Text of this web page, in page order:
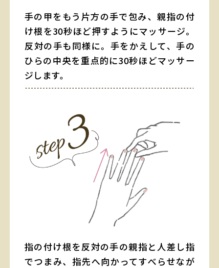
手の甲をもう片方の手で包み、親指の付
け根を30秒ほど押すようにマッサージ。
反対の手も同様に。手をかえして、手の
ひらの中央を重点的に30秒ほどマッサー
ジします。
指の付け根を反対の手の親指と人差し指
でつまみ、指先へ向かってすべらせなが